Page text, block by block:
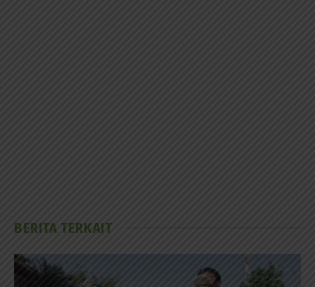
BERITA TERKAIT